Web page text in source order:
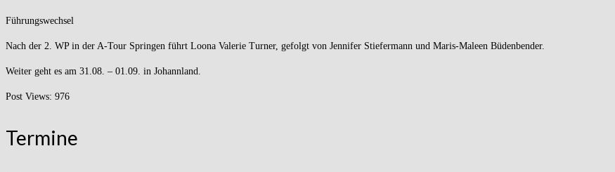
Führungswechsel
Nach der 2. WP in der A-Tour Springen führt Loona Valerie Turner, gefolgt von Jennifer Stiefermann und Maris-Maleen Büdenbender.
Weiter geht es am 31.08. – 01.09. in Johannland.
Post Views: 976
Termine